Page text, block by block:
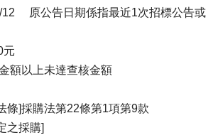
12 原公告日期係指最近1次招標公告或
元
額以上未達查核金額
條]採購法第22條第1項第9款
之採購]